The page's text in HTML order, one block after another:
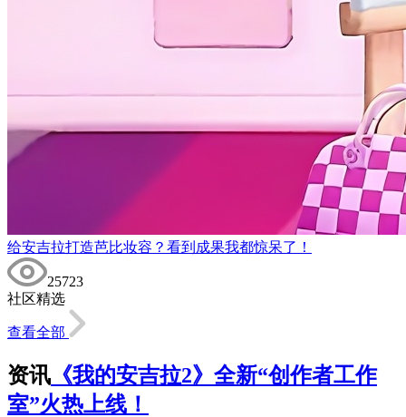
给安吉拉打造芭比妆容？看到成果我都惊呆了！
25723
社区精选
查看全部
资讯 《我的安吉拉2》全新“创作者工作
室”火热上线！